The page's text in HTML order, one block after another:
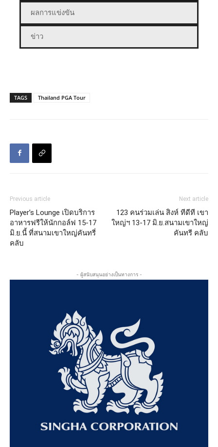
ผลการแข่งขัน
ข่าว
TAGS Thailand PGA Tour
Previous article
Player’s Lounge เปิดบริการ
อาหารฟรีให้นักกอล์ฟ 15-17
มิ.ย.นี้ ที่สนามเขาใหญ่คันทรี่
คลับ
Next article
123 คนร่วมเล่น สิงห์ ทีดีที เขา
ใหญ่ฯ 13-17 มิ.ย.สนามเขาใหญ่
คันทรี คลับ
- ผู้สนับสนุนอย่างเป็นทางการ -